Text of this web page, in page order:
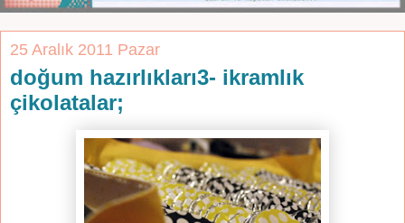
25 Aralık 2011 Pazar
doğum hazırlıkları3- ikramlık
çikolatalar;